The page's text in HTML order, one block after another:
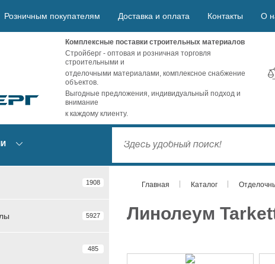
Розничным покупателям Доставка и оплата Контакты О
Комплексные поставки строительных материалов
Стройберг - оптовая и розничная торговля
строительными и
отделочными материалами, комплексное снабжение
объектов.
Выгодные предложения, индивидуальный подход и
внимание
к каждому клиенту.
1908
5927
485
Главная Каталог
Линолеум